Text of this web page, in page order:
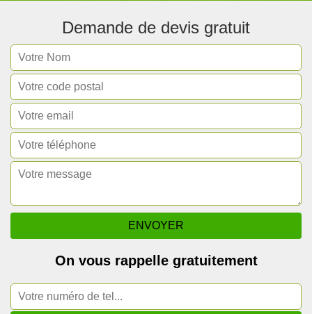
Demande de devis gratuit
On vous rappelle gratuitement